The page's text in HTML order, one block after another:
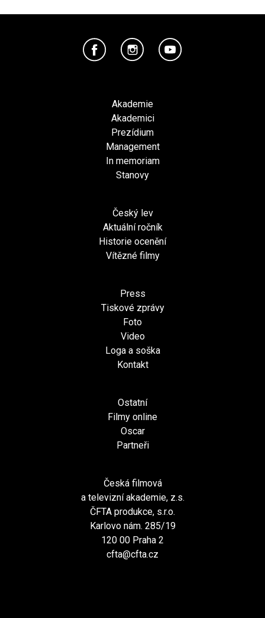
Akademie
Akademici
Prezídium
Management
In memoriam
Stanovy
Český lev
Aktuální ročník
Historie ocenění
Vítězné filmy
Press
Tiskové zprávy
Foto
Video
Loga a soška
Kontakt
Ostatní
Filmy online
Oscar
Partneři
Česká filmová
a televizní akademie, z.s.
ČFTA produkce, s.r.o.
Karlovo nám. 285/19
120 00 Praha 2
cfta@cfta.cz